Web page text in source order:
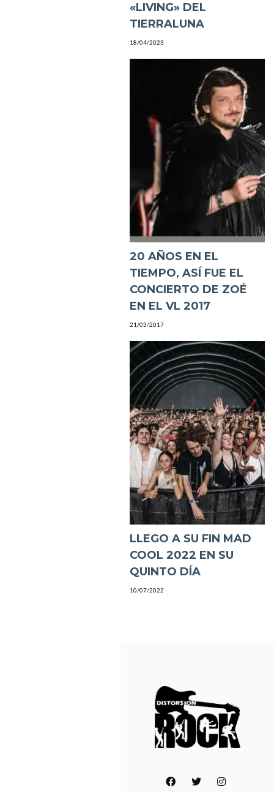
«LIVING» DEL
TIERRALUNA
18/04/2023
20 AÑOS EN EL
TIEMPO, ASÍ FUE EL
CONCIERTO DE ZOÉ
EN EL VL 2017
21/03/2017
LLEGO A SU FIN MAD
COOL 2022 EN SU
QUINTO DÍA
10/07/2022